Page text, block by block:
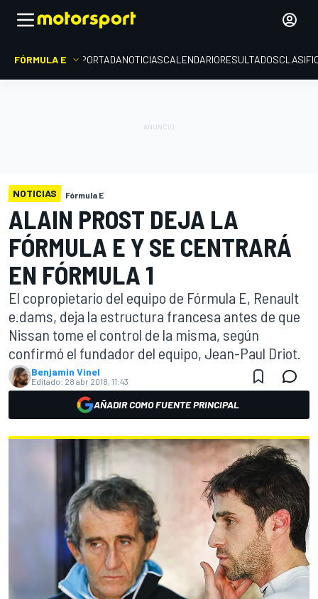
FÓRMULA E PORTADANOTICIASCALENDARIORESULTADOS
NOTICIAS Fórmula E
ALAIN PROST DEJA LA
FÓRMULA E Y SE CENTRARÁ
EN FÓRMULA 1
El copropietario del equipo de Fórmula E, Renault
e.dams, deja la estructura francesa antes de que
Nissan tome el control de la misma, según
confirmó el fundador del equipo, Jean-Paul Driot.
Benjamin Vinel
Editado: 28 abr 2018, 11:43
AÑADIR COMO FUENTE PRINCIPAL